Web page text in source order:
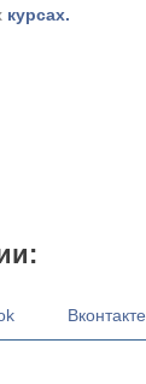
курсах.
Вконтакте